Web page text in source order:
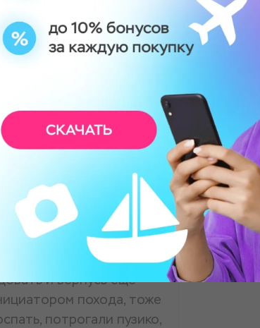
молодым человеком.
внимательные
проводила
о свойствах
давно себя так не
и вернусь еще
похода, тоже
потрогали пузико,